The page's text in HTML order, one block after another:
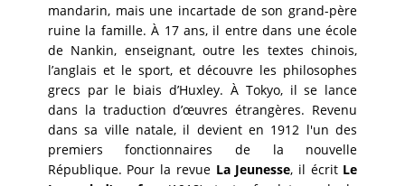
mandarin, mais une incartade de son grand-père
ruine la famille. À 17 ans, il entre dans une école
de Nankin, enseignant, outre les textes chinois,
l’anglais et le sport, et découvre les philosophes
grecs par le biais d’Huxley. À Tokyo, il se lance
dans la traduction d’œuvres étrangères. Revenu
dans sa ville natale, il devient en 1912 l'un des
premiers fonctionnaires de la nouvelle
République. Pour la revue La Jeunesse, il écrit Le